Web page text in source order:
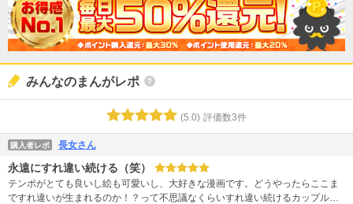
みんなのまんがレポ
(5.0) 評価数3件
購入者レポ 長女さん
永遠にすれ違い続ける（笑）
テンポがとても良いし絵も可愛いし、大好きな漫画です。どうやったらここま
ですれ違いが生まれるのか！？って不思議なくらいすれ違い続けるカップル